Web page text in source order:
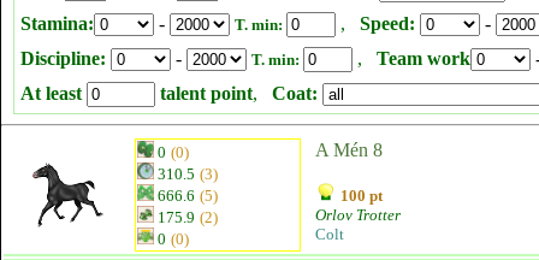
Stamina:
- T. min: , Speed:
-
Discipline:
- T. min: , Team work
At least
talent point, Coat:
0 (0)
310.5 (3)
666.6 (5)
175.9 (2)
0 (0)
A Mén 8
100 pt
Orlov Trotter
Colt